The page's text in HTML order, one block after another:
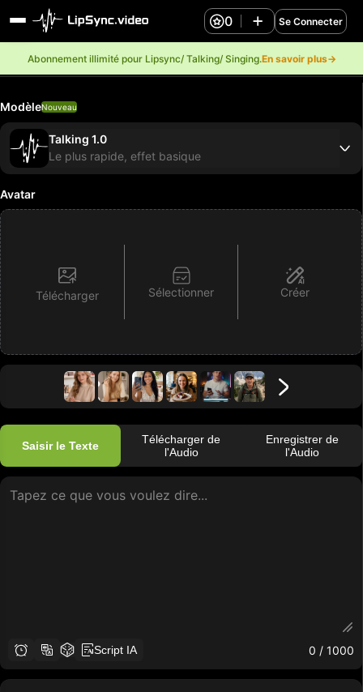
Abonnement illimité pour Lipsync/ Talking/ Singing.En savoir plus→
0 Se Connecter
ModèleNouveau
Talking 1.0
Le plus rapide, effet basique
Avatar
Télécharger Sélectionner Créer
Saisir le Texte
Télécharger de
l'Audio
Enregistrer de
l'Audio
Script IA 0 / 1000